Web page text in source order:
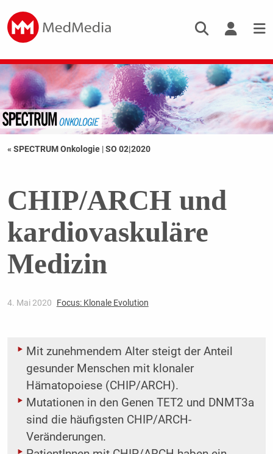
« SPECTRUM Onkologie |SO 02|2020
CHIP/ARCH und
kardiovaskuläre
Medizin
4. Mai 2020 Focus: Klonale Evolution
Mit zunehmendem Alter steigt der Anteil
gesunder Menschen mit klonaler
Hämatopoiese (CHIP/ARCH).
Mutationen in den Genen TET2 und DNMT3a
sind die häufigsten CHIP/ARCH-
Veränderungen.